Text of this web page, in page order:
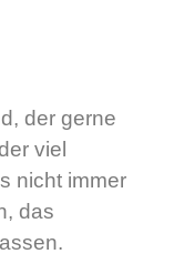
der gerne
viel
nicht immer
das